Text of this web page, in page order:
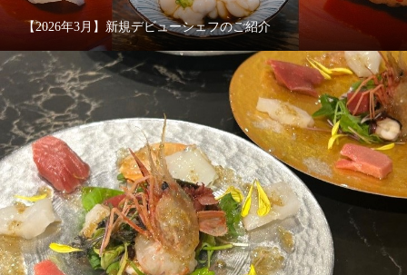
【2026年3月】新規デビューシェフのご紹介